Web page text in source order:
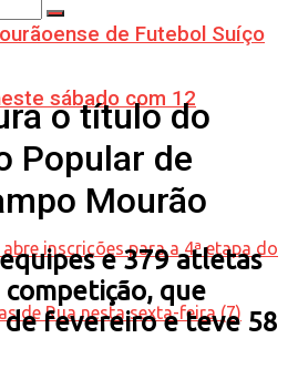
de Futebol Suíço
sábado com 12
o título do
Popular de
Mourão
e 379 atletas
que
de fevereiro e teve 58